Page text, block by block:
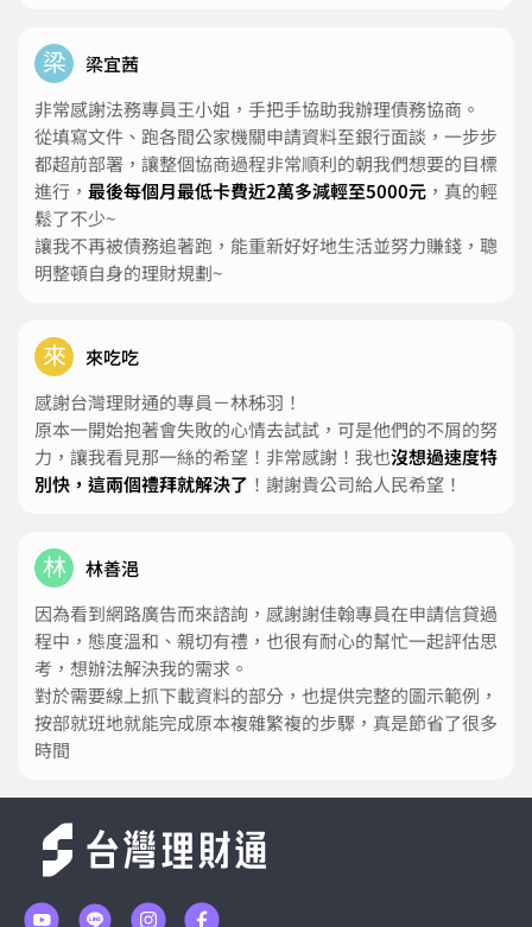
梁
梁宜茜
非常感謝法務專員王小姐，手把手協助我辦理債務協商。
從填寫文件、跑各間公家機關申請資料至銀行面談，一步步
都超前部署，讓整個協商過程非常順利的朝我們想要的目標
進行， 最後每個月最低卡費近2萬多減輕至5000元 ，真的輕
鬆了不少~
讓我不再被債務追著跑，能重新好好地生活並努力賺錢，聰
明整頓自身的理財規劃~
來
來吃吃
感謝台灣理財通的專員－林秭羽！
原本一開始抱著會失敗的心情去試試，可是他們的不屑的努
力，讓我看見那一絲的希望！非常感謝！我也沒想過速度特
別快，這兩個禮拜就解決了 ！謝謝貴公司給人民希望！
林
林善浥
因為看到網路廣告而來諮詢，感謝謝佳翰專員在申請信貸過
程中，態度溫和、親切有禮，也很有耐心的幫忙一起評估思
考，想辦法解決我的需求。
對於需要線上抓下載資料的部分，也提供完整的圖示範例，
按部就班地就能完成原本複雜繁複的步驟，真是節省了很多
時間